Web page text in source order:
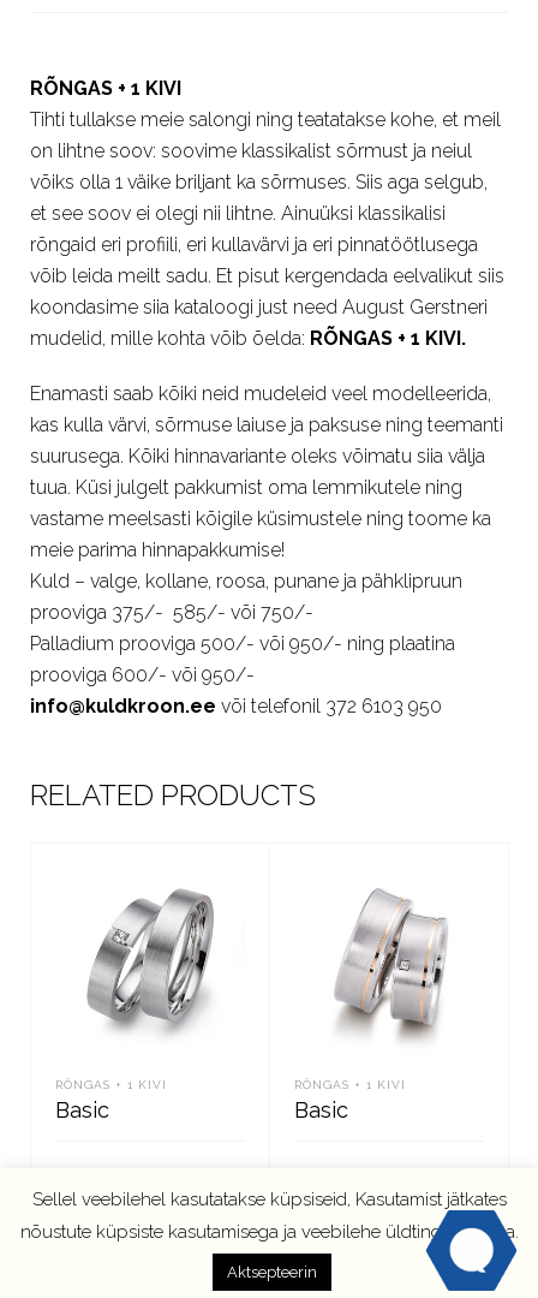
RÕNGAS + 1 KIVI
Tihti tullakse meie salongi ning teatatakse kohe, et meil
on lihtne soov: soovime klassikalist sõrmust ja neiul
võiks olla 1 väike briljant ka sõrmuses. Siis aga selgub,
et see soov ei olegi nii lihtne. Ainuüksi klassikalisi
rõngaid eri profiili, eri kullavärvi ja eri pinnatöötlusega
võib leida meilt sadu. Et pisut kergendada eelvalikut siis
koondasime siia kataloogi just need August Gerstneri
mudelid, mille kohta võib õelda: RÕNGAS + 1 KIVI.
Enamasti saab kõiki neid mudeleid veel modelleerida,
kas kulla värvi, sõrmuse laiuse ja paksuse ning teemanti
suurusega. Kõiki hinnavariante oleks võimatu siia välja
tuua. Küsi julgelt pakkumist oma lemmikutele ning
vastame meelsasti kõigile küsimustele ning toome ka
meie parima hinnapakkumise!
Kuld – valge, kollane, roosa, punane ja pähklipruun
prooviga 375/- 585/- või 750/-
Palladium prooviga 500/- või 950/- ning plaatina
prooviga 600/- või 950/-
info@kuldkroon.ee või telefonil 372 6103 950
RELATED PRODUCTS
RÕNGAS + 1 KIVI
Basic
RÕNGAS + 1 KIVI
Basic
Sellel veebilehel kasutatakse küpsiseid, Kasutamist jätkates
nõustute küpsiste kasutamisega ja veebilehe üldtingimustega.
Aktsepteerin